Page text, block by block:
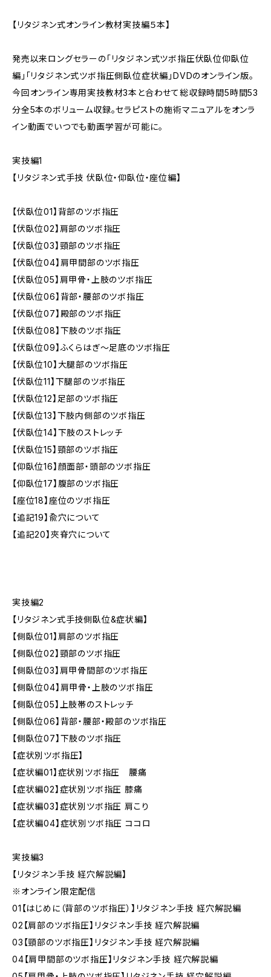
【リタジネン式オンライン教材実技編５本】
発売以来ロングセラーの「リタジネン式ツボ指圧伏臥位仰臥位
編」「リタジネン式ツボ指圧側臥位症状編」DVDのオンライン版。
今回オンライン専用実技教材3本と合わせて総収録時間5時間53
分全5本のボリューム収録。セラピストの施術マニュアルをオンラ
イン動画でいつでも動画学習が可能に。
実技編1
【リタジネン式手技 伏臥位・仰臥位・座位編】
【伏臥位01】背部のツボ指圧
【伏臥位02】肩部のツボ指圧
【伏臥位03】頸部のツボ指圧
【伏臥位04】肩甲間部のツボ指圧
【伏臥位05】肩甲骨・上肢のツボ指圧
【伏臥位06】背部・腰部のツボ指圧
【伏臥位07】殿部のツボ指圧
【伏臥位08】下肢のツボ指圧
【伏臥位09】ふくらはぎ～足底のツボ指圧
【伏臥位10】大腿部のツボ指圧
【伏臥位11】下腿部のツボ指圧
【伏臥位12】足部のツボ指圧
【伏臥位13】下肢内側部のツボ指圧
【伏臥位14】下肢のストレッチ
【伏臥位15】頸部のツボ指圧
【仰臥位16】顔面部・頭部のツボ指圧
【仰臥位17】腹部のツボ指圧
【座位18】座位のツボ指圧
【追記19】兪穴について
【追記20】夾脊穴について
実技編2
【リタジネン式手技側臥位&症状編】
【側臥位01】肩部のツボ指圧
【側臥位02】頸部のツボ指圧
【側臥位03】肩甲骨間部のツボ指圧
【側臥位04】肩甲骨・上肢のツボ指圧
【側臥位05】上肢帯のストレッチ
【側臥位06】背部・腰部・殿部のツボ指圧
【側臥位07】下肢のツボ指圧
【症状別ツボ指圧】
【症状編01】症状別ツボ指圧 腰痛
【症状編02】症状別ツボ指圧 膝痛
【症状編03】症状別ツボ指圧 肩こり
【症状編04】症状別ツボ指圧 ココロ
実技編3
【リタジネン手技 経穴解説編】
※オンライン限定配信
01【はじめに（背部のツボ指圧）】リタジネン手技 経穴解説編
02【肩部のツボ指圧】リタジネン手技 経穴解説編
03【頸部のツボ指圧】リタジネン手技 経穴解説編
04【肩甲間部のツボ指圧】リタジネン手技 経穴解説編